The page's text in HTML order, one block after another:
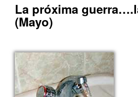
La próxima
(Mayo)